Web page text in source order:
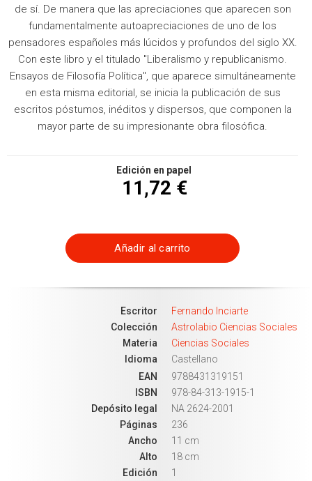
de sí. De manera que las apreciaciones que aparecen son
fundamentalmente autoapreciaciones de uno de los
pensadores españoles más lúcidos y profundos del siglo XX.
Con este libro y el titulado "Liberalismo y republicanismo.
Ensayos de Filosofía Política", que aparece simultáneamente
en esta misma editorial, se inicia la publicación de sus
escritos póstumos, inéditos y dispersos, que componen la
mayor parte de su impresionante obra filosófica.
Edición en papel
11,72 €
Añadir al carrito
Escritor
Fernando Inciarte
Colección
Astrolabio Ciencias Sociales
Materia
Ciencias Sociales
Idioma
Castellano
EAN
9788431319151
ISBN
978-84-313-1915-1
Depósito legal
NA 2624-2001
Páginas
236
Ancho
11 cm
Alto
18 cm
Edición
1